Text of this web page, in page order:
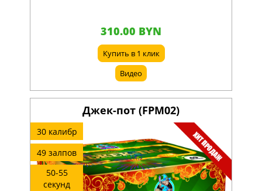
310.00 BYN
Купить в 1 клик
Видео
Джек-пот (FPM02)
30 калибр
49 залпов
50-55
секунд